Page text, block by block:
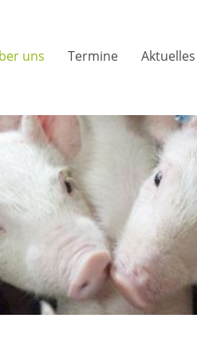
uns Termine Aktuelles